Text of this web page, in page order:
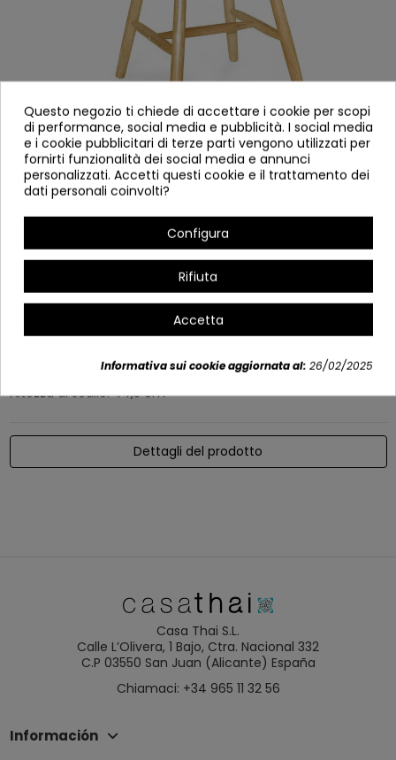
SEDIA WOOD NATURALE
LACCATO
Riferimento 5008
Sedia naturale in legno di gomma laccato.
Profondo: 42,5 cm
Altezza al sedile: 44,5 cm
Dettagli del prodotto
Casa Thai S.L.
Calle L’Olivera, 1 Bajo, Ctra. Nacional 332
C.P 03550 San Juan (Alicante) España
Chiamaci: +34 965 11 32 56
Información
Questo negozio ti chiede di accettare i cookie per scopi
di performance, social media e pubblicità. I social media
e i cookie pubblicitari di terze parti vengono utilizzati per
fornirti funzionalità dei social media e annunci
personalizzati. Accetti questi cookie e il trattamento dei
dati personali coinvolti?
Configura
Rifiuta
Accetta
Informativa sui cookie aggiornata al:26/02/2025